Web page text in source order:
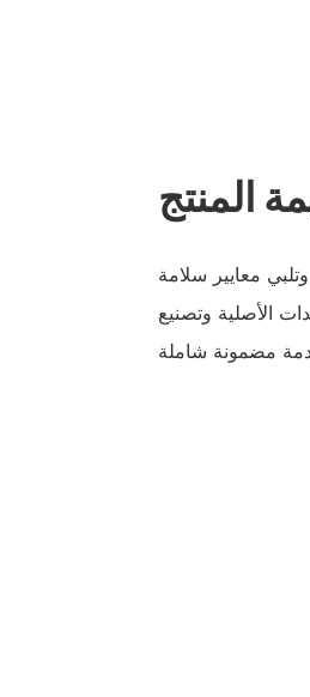
المنتج
معايير سلامة
الأصلية وتصنيع